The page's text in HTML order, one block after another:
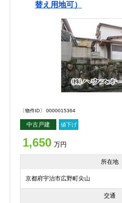
替え用地可）
〔物件ID〕 0000015364
中古戸建 値下げ
1,650 万円
所在地
京都府宇治市広野町尖山
交通